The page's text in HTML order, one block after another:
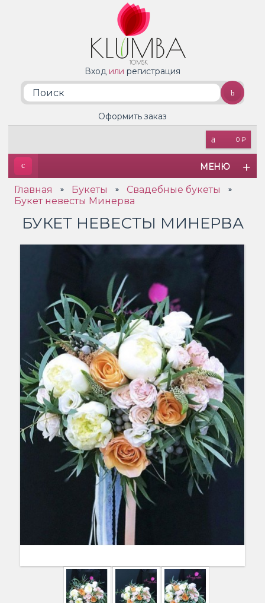
Вход или регистрация
0 ₽
Оформить заказ
МЕНЮ
Главная » Букеты » Свадебные букеты »
Букет невесты Минерва
БУКЕТ НЕВЕСТЫ МИНЕРВА